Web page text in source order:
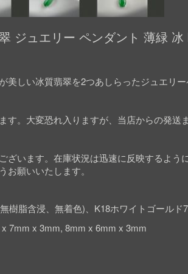
ジュエリー ペンダント 薄緑
美しい冰質翡翠を2つあしらったジュエリ
す。大変恐れ入りますが、当店からの発送
ざいます。在庫状況は迅速に反映するよう
お願いいたします。
樹脂含浸、無着色)、K18ホワイトゴールド
7mm x 3mm, 8mm x 6mm x 3mm